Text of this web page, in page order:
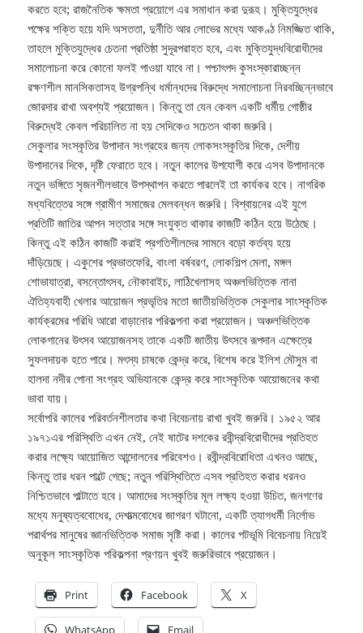
করতে হবে; রাজনৈতিক ক্ষমতা প্রয়োগে এর সমাধান করা দুরূহ। মুক্তিযুদ্ধের
পক্ষের শক্তি হয়ে যদি অসততা, দুর্নীতি আর লোভের মধ্যে আকণ্ঠ নিমজ্জিত থাকি,
তাহলে মুক্তিযুদ্ধের চেতনা প্রতিষ্ঠা সুদূরপরাহত হবে, এবং মুক্তিযুদ্ধবিরোধীদের
সমালোচনা করে কোনো ফলই পাওয়া যাবে না। পশ্চাৎপদ কুসংস্কারাচ্ছন্ন
রক্ষণশীল মানসিকতাসহ উগ্রপন্থি ধর্মান্ধদের বিরুদ্ধে সমালোচনা নিরবচ্ছিন্নভাবে
জোরদার রাখা অবশ্যই প্রয়োজন। কিন্তু তা যেন কেবল একটি ধর্মীয় গোষ্ঠীর
বিরুদ্ধেই কেবল পরিচালিত না হয় সেদিকেও সচেতন থাকা জরুরি।
সেকুলার সংস্কৃতির উপাদান সংগ্রহের জন্য লোকসংস্কৃতির দিকে, দেশীয়
উপাদানের দিকে, দৃষ্টি ফেরাতে হবে। নতুন কালের উপযোগী করে এসব উপাদানকে
নতুন ভঙ্গিতে সৃজনশীলভাবে উপস্থাপন করতে পারলেই তা কার্যকর হবে। নাগরিক
মধ্যবিত্তের সঙ্গে গ্রামীণ সমাজের মেলবন্ধন জরুরি। বিশ্বায়নের এই যুগে
প্রতিটি জাতির আপন সত্তার সঙ্গে সংযুক্ত থাকার কাজটি কঠিন হয়ে উঠেছে।
কিন্তু এই কঠিন কাজটি করাই প্রগতিশীলদের সামনে বড়ো কর্তব্য হয়ে
দাঁড়িয়েছে। একুশের প্রভাতফেরি, বাংলা বর্ষবরণ, লোকশিল্প মেলা, মঙ্গল
শোভাযাত্রা, বসন্তোৎসব, নৌকাবাইচ, লাঠিখেলাসহ অঞ্চলভিত্তিক নানা
ঐতিহ্যবাহী খেলার আয়োজন প্রভৃতির মতো জাতীয়ভিত্তিক সেকুলার সাংস্কৃতিক
কার্যক্রমের পরিধি আরো বাড়ানোর পরিকল্পনা করা প্রয়োজন। অঞ্চলভিত্তিক
লোকগানের উৎসব আয়োজনসহ তাকে একটি জাতীয় উৎসবে রূপদান এক্ষেত্রে
সুফলদায়ক হতে পারে। মৎস্য চাষকে কেন্দ্র করে, বিশেষ করে ইলিশ মৌসুম বা
হালদা নদীর পোনা সংগ্রহ অভিযানকে কেন্দ্র করে সাংস্কৃতিক আয়োজনের কথা
ভাবা যায়।
সর্বোপরি কালের পরিবর্তনশীলতার কথা বিবেচনায় রাখা খুবই জরুরি। ১৯৫২ আর
১৯৭১এর পরিস্থিতি এখন নেই, নেই ষাটের দশকের রবীন্দ্রবিরোধীদের প্রতিহত
করার লক্ষ্যে আয়োজিত আন্দোলনের পরিবেশও। রবীন্দ্রবিরোধিতা এখনও আছে,
কিন্তু তার ধরন পাল্টে গেছে; নতুন পরিস্থিতিতে এসব প্রতিহত করার ধরনও
নিশ্চিতভাবে পাল্টাতে হবে। আমাদের সংস্কৃতির মূল লক্ষ্য হওয়া উচিত, জনগণের
মধ্যে মনুষ্যত্ববোধের, দেশাত্মবোধের জাগরণ ঘটানো, একটি ত্যাগধর্মী নির্লোভ
পরার্থপর মানুষের জ্ঞানভিত্তিক সমাজ সৃষ্টি করা। কালের পটভূমি বিবেচনায় নিয়েই
অনুকূল সাংস্কৃতিক পরিকল্পনা প্রণয়ন খুবই জরুরিভাবে প্রয়োজন।
Print Facebook X
WhatsApp Email